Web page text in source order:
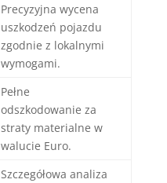
Precyzyjna wycena
uszkodzeń pojazdu
zgodnie z lokalnymi
wymogami.
Pełne
odszkodowanie za
straty materialne w
walucie Euro.
Szczegółowa analiza